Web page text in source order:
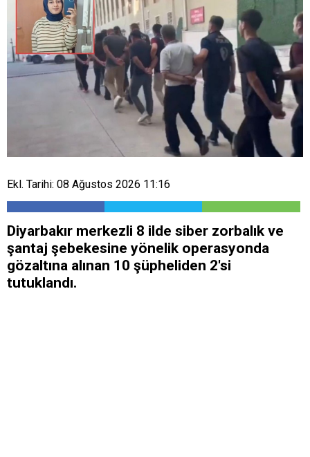
Ekl. Tarihi: 08 Ağustos 2026 11:16
Diyarbakır merkezli 8 ilde siber zorbalık ve
şantaj şebekesine yönelik operasyonda
gözaltına alınan 10 şüpheliden 2'si
tutuklandı.